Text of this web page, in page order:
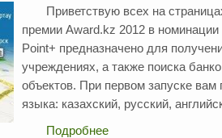
Приветствую всех на
премии Award.kz 2012 в
Point+ предназначено для
учреждениях, а также поиска
объектов. При первом запуске
языка: казахский, русский,
Подробнее